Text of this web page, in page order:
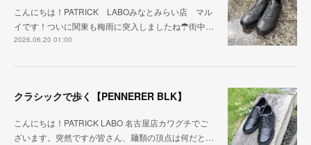
こんにちは！PATRICK LABOみなとみらい店 マル
イです！ついに関東も梅雨に突入しましたね☂街中…
2026.06.20 01:00
クラシックで歩く【PENNERER BLK】
こんにちは！PATRICK LABO 名古屋店カワグチでご
ざいます。突然ですが皆さん、麺類の頂点は何だと…